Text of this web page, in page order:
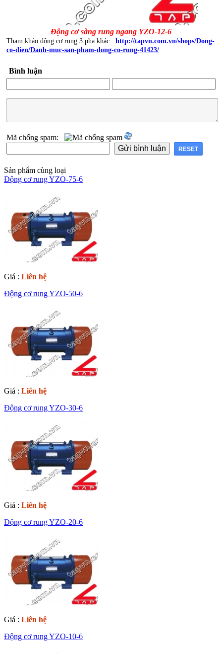
Động cơ sàng rung ngang YZO-12-6
Tham khảo động cơ rung 3 pha khác : http://tapvn.com.vn/shops/Dong-
co-dien/Danh-muc-san-pham-dong-co-rung-41423/
Bình luận
Mã chống spam:
Sản phẩm cùng loại
Động cơ rung YZO-75-6
Giá : Liên hệ
Động cơ rung YZO-50-6
Giá : Liên hệ
Động cơ rung YZO-30-6
Giá : Liên hệ
Động cơ rung YZO-20-6
Giá : Liên hệ
Động cơ rung YZO-10-6